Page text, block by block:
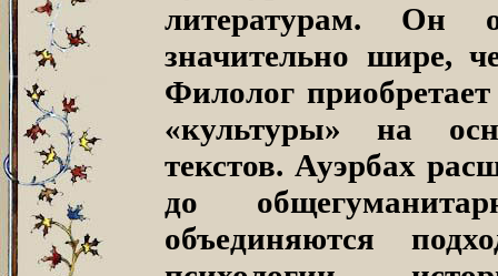
литературам. Он
значительно шире,
Филолог
«культуры» на
текстов. Ауэрбах
до
объединяются